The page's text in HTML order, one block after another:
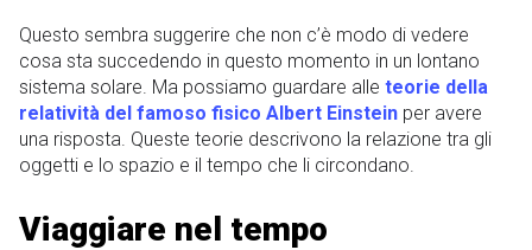
Questo sembra suggerire che non c’è modo di vedere
cosa sta succedendo in questo momento in un lontano
sistema solare. Ma possiamo guardare alle teorie della
relatività del famoso fisico Albert Einstein per avere
una risposta. Queste teorie descrivono la relazione tra gli
oggetti e lo spazio e il tempo che li circondano.
Viaggiare nel tempo